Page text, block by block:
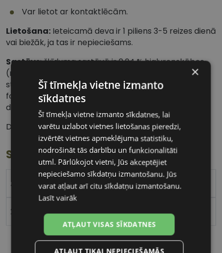
Var lietot ar kontaktlēcām.
Lietošana: Ieteicamā deva ir 1 piliens 3-5 reizes dienā
vai biežāk, ja tas ir nepieciešams.
Sastāvs: šķīduma sastāvā ir 0,24 % hialuronskābes
(nātrija hialuronāta veidā), kā arī palīgvielas, tostarp
sterils ūdens, nātrija hlorīds, kālija hlorīds, dinātrija
fosfāta dodekahidrāts un nātrija hidrogēnfosfāta
dihidrāts. Tas nesatur konservantus.
Derīgs 6 mēnešus pēc iepakojuma atvēršanas.
Specifikācija
ARTELAC
2
×
Šī tīmekļa vietne izmanto
sīkdatnes
Šī tīmekļa vietne izmanto sīkdatnes, lai
varētu uzlabot vietnes lietošanas pieredzi,
izvērtēt vietnes apmeklējuma statistiku,
nodrošināt tās darbību un funkcionalitāti
utml. Pārlūkojot vietni, Jūs akceptējiet
nepieciešamo sīkdatņu izmantošanu. Jūs
varat atļaut arī citu sīkdatņu izmantošanu.
Lasīt vairāk
ATĻAUT VISAS SĪKDATNES
ATĻAUT TIKAI NEPIECIEŠAMĀS